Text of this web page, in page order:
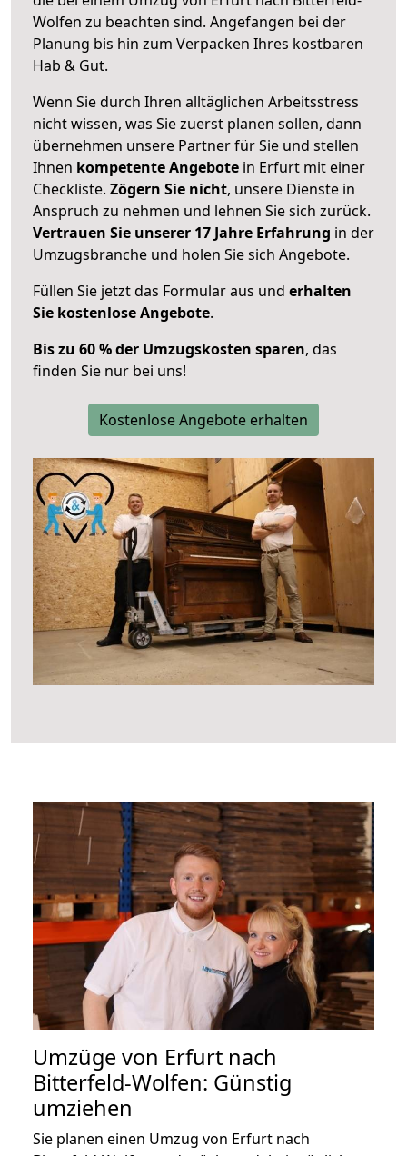
Wolfen zu beachten sind. Angefangen bei der
Planung bis hin zum Verpacken Ihres kostbaren
Hab & Gut.
Wenn Sie durch Ihren alltäglichen Arbeitsstress
nicht wissen, was Sie zuerst planen sollen, dann
übernehmen unsere Partner für Sie und stellen
Ihnen kompetente Angebote in Erfurt mit einer
Checkliste. Zögern Sie nicht, unsere Dienste in
Anspruch zu nehmen und lehnen Sie sich zurück.
Vertrauen Sie unserer 17 Jahre Erfahrung in der
Umzugsbranche und holen Sie sich Angebote.
Füllen Sie jetzt das Formular aus und erhalten
Sie kostenlose Angebote.
Bis zu 60 % der Umzugskosten sparen, das
finden Sie nur bei uns!
Kostenlose Angebote erhalten
Umzüge von Erfurt nach
Bitterfeld-Wolfen: Günstig
umziehen
Sie planen einen Umzug von Erfurt nach